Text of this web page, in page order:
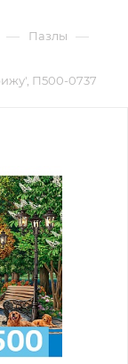
— Пазлы —
П500-0737